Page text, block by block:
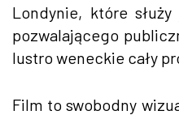
Londynie, które
pozwalającego
lustro weneckie cały
Film to swobodny